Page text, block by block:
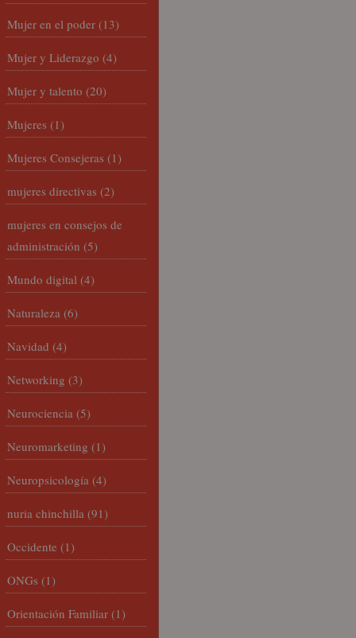
Mujer en el poder (13)
Mujer y Liderazgo (4)
Mujer y talento (20)
Mujeres (1)
Mujeres Consejeras (1)
mujeres directivas (2)
mujeres en consejos de
administración (5)
Mundo digital (4)
Naturaleza (6)
Navidad (4)
Networking (3)
Neurociencia (5)
Neuromarketing (1)
Neuropsicología (4)
nuria chinchilla (91)
Occidente (1)
ONGs (1)
Orientación Familiar (1)